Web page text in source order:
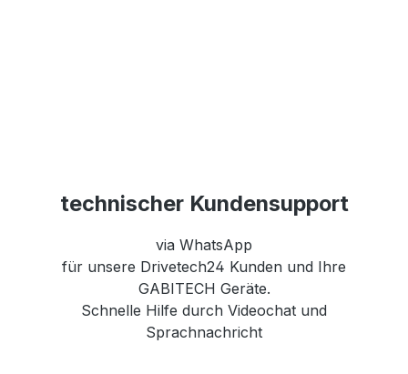
technischer Kundensupport
via WhatsApp
für unsere Drivetech24 Kunden und Ihre
GABITECH Geräte.
Schnelle Hilfe durch Videochat und
Sprachnachricht